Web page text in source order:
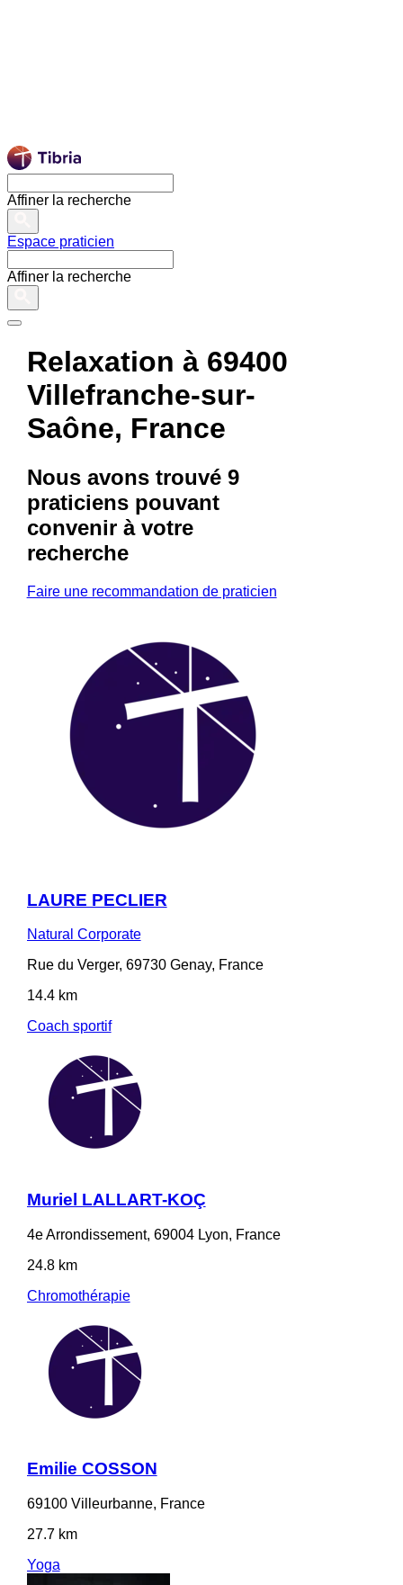
Affiner la recherche
Espace praticien
Affiner la recherche
Relaxation à 69400
Villefranche-sur-
Saône, France
Nous avons trouvé 9
praticienspouvant
convenir à votre
recherche
Faire une recommandation de praticien
LAURE PECLIER
Natural Corporate
Rue du Verger, 69730 Genay, France
14.4 km
Coach sportif
Muriel LALLART-KOÇ
4e Arrondissement, 69004 Lyon, France
24.8 km
Chromothérapie
Emilie COSSON
69100 Villeurbanne, France
27.7 km
Yoga